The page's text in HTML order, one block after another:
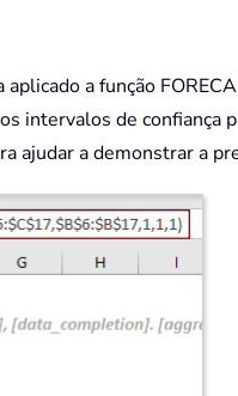
a função
intervalos de
ajudar a demonstrar a